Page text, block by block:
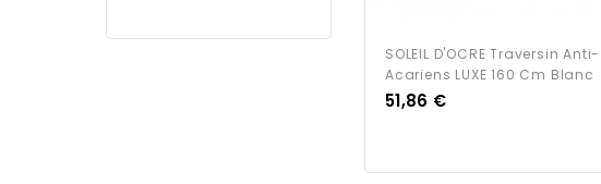
SOLEIL D'OCRE Traversin Anti-
Acariens LUXE 160 Cm Blanc
Prix
51,86 €